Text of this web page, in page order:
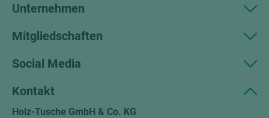
Unternehmen
Mitgliedschaften
Social Media
Kontakt
Holz-Tusche GmbH & Co. KG